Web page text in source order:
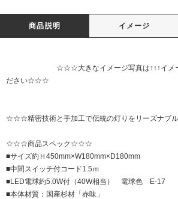
商品説明 イメージ
☆☆☆大きなイメージ写真は↑↑↑イメージ
ださい☆☆☆
☆☆☆精密技術と手加工で伝統の灯りをリーズナブ
☆☆☆商品スペック☆☆☆
■サイズ約Ｈ450mm×W180mm×D180mm
■中間スイッチ付コード1.5ｍ
■LED電球約5.0W付（40W相当） 電球色 E-17
■本体材質：国産杉材「赤味」